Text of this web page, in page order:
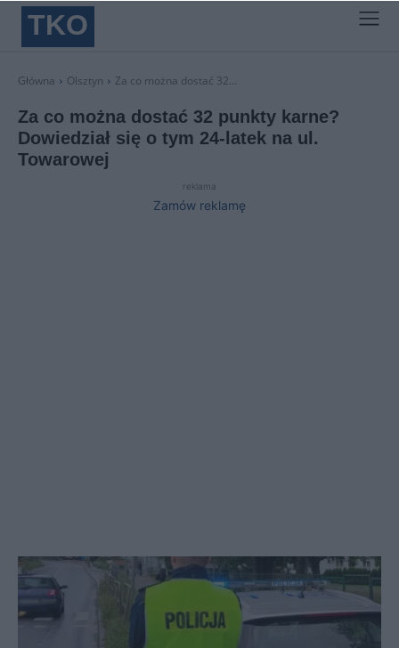
TKO
Główna Olsztyn Za co można dostać 32...
Za co można dostać 32 punkty karne?
Dowiedział się o tym 24-latek na ul.
Towarowej
reklama
Zamów reklamę